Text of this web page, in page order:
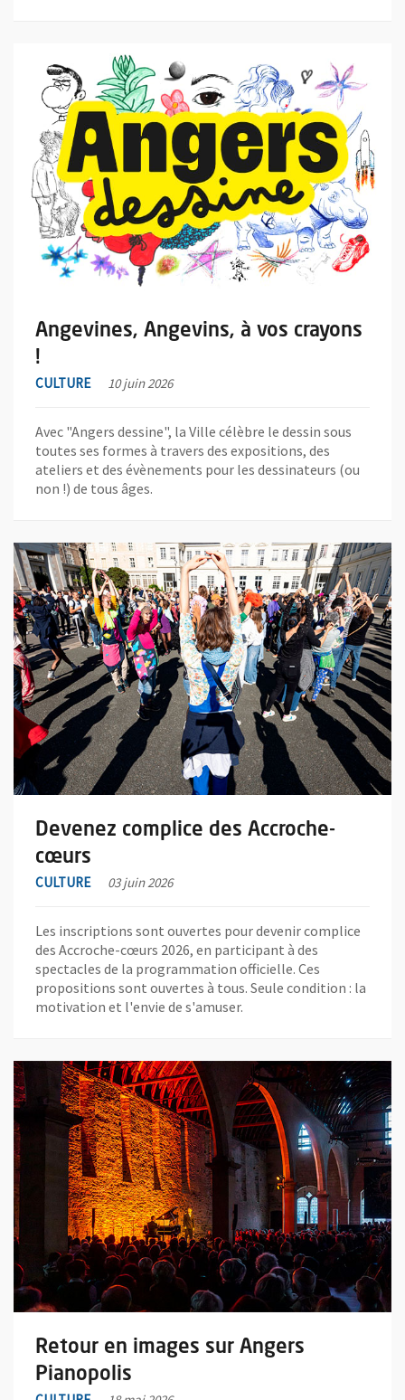
Angevines, Angevins, à vos crayons
!
CULTURE 10 juin 2026
Avec "Angers dessine", la Ville célèbre le dessin sous
toutes ses formes à travers des expositions, des
ateliers et des évènements pour les dessinateurs (ou
non !) de tous âges.
En savoir plus sur l'actualité Angevines, Angevins, à vos crayons
Devenez complice des Accroche-
cœurs
CULTURE 03 juin 2026
Les inscriptions sont ouvertes pour devenir complice
des Accroche-cœurs 2026, en participant à des
spectacles de la programmation officielle. Ces
propositions sont ouvertes à tous. Seule condition : la
motivation et l'envie de s'amuser.
En savoir plus sur l'actualité Devenez complice des Accroche-
Retour en images sur Angers
Pianopolis
En savoir plus sur l'actualité Retour en images sur Angers